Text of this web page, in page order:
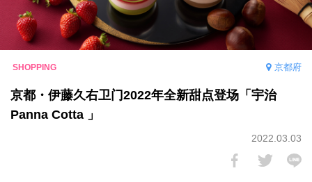
京都府
京都・伊藤久右卫门2022年全新甜点登场「宇治
Panna Cotta 」
2022.03.03